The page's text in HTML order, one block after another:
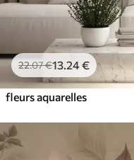
22.07€13 .24€
fleurs aquarelles